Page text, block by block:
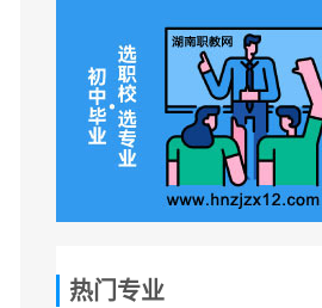
热门专业